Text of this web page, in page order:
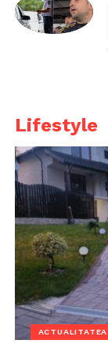
Lifestyle
ACTUALITATEA